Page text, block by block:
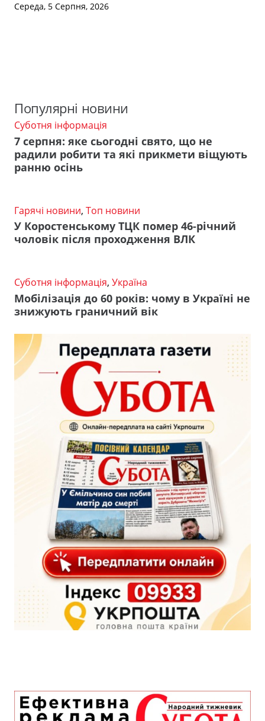
Середа, 5 Серпня, 2026
Популярні новини
Суботня інформація
7 серпня: яке сьогодні свято, що не
радили робити та які прикмети віщують
ранню осінь
Гарячі новини, Топ новини
У Коростенському ТЦК помер 46-річний
чоловік після проходження ВЛК
Суботня інформація, Україна
Мобілізація до 60 років: чому в Україні не
знижують граничний вік